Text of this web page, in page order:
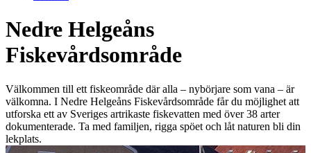
Nedre Helgeåns
Fiskevårdsområde
Välkommen till ett fiskeområde där alla – nybörjare som vana – är
välkomna. I Nedre Helgeåns Fiskevårdsområde får du möjlighet att
utforska ett av Sveriges artrikaste fiskevatten med över 38 arter
dokumenterade. Ta med familjen, rigga spöet och låt naturen bli din
lekplats.